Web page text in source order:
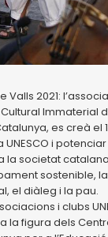
2021:
Immaterial
es creà
i
societat
sostenible,
el diàleg i la pau.
i clubs
la figura dels